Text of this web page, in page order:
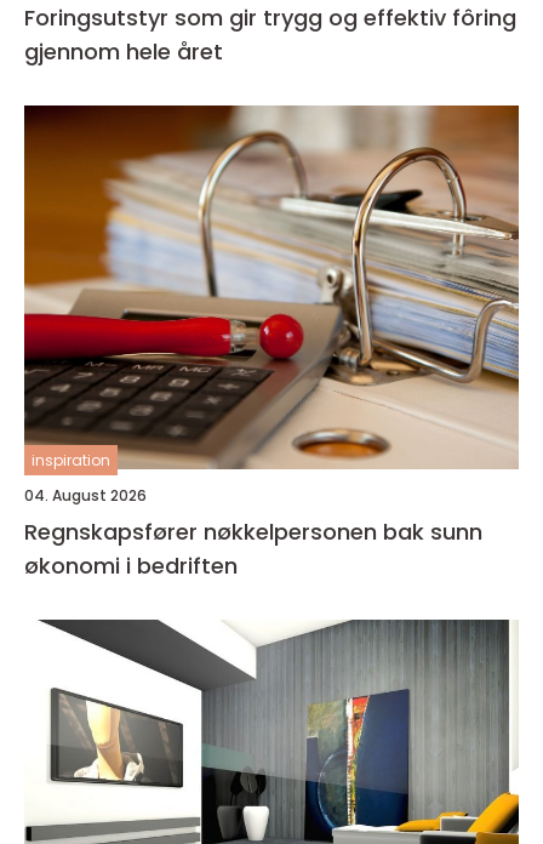
Foringsutstyr som gir trygg og effektiv fôring
gjennom hele året
inspiration
04. August 2026
Regnskapsfører nøkkelpersonen bak sunn
økonomi i bedriften